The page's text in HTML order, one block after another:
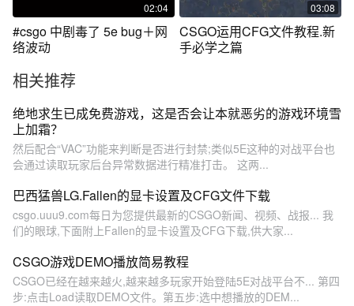
02:04
#csgo 中剧毒了 5e bug＋网
络波动
03:08
CSGO运用CFG文件教程.新
手必学之篇
相关推荐
绝地求生已成免费游戏，这是否会让本就恶劣的游戏环境雪
上加霜？
然后配合“VAC”功能来判断是否进行封禁;类似5E这种的对战平台也
会通过读取玩家后台异常数据进行精准打击。 这两...
巴西猛兽LG.Fallen的显卡设置及CFG文件下载
csgo.uuu9.com每日为您提供最新的CSGO新闻、视频、战报... 我
们的眼球,下面附上Fallen的显卡设置及CFG下载,供大家...
CSGO游戏DEMO播放简易教程
CSGO已经在越来越火,越来越多玩家开始登陆5E对战平台不... 第四
步:点击Load读取DEMO文件。第五步:选中想播放的DEM...